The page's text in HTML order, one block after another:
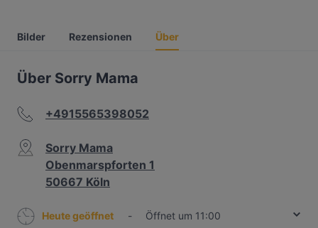
Bilder Rezensionen Über
Über Sorry Mama
+4915565398052
Sorry Mama
Obenmarspforten 1
50667 Köln
Heute geöffnet -
Öffnet um 11:00